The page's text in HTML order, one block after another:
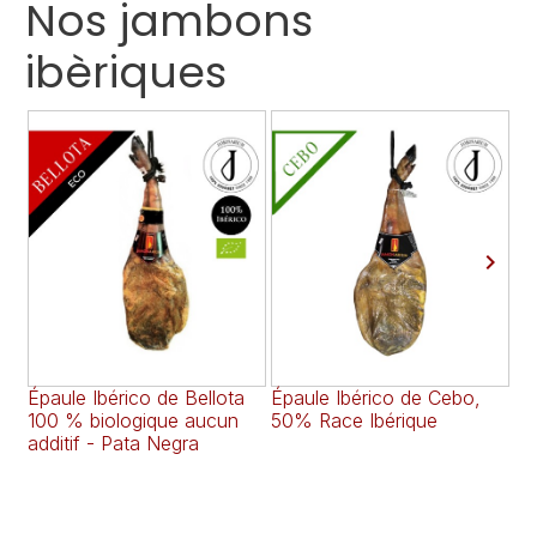
Nos jambons
ibèriques
Épaule Ibérico de Bellota
100 % biologique aucun
additif - Pata Negra
Épaule Ibérico de Cebo,
50% Race Ibérique
